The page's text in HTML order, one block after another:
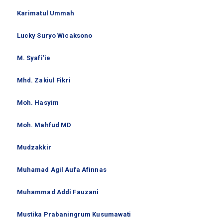
Karimatul Ummah
Lucky Suryo Wicaksono
M. Syafi'ie
Mhd. Zakiul Fikri
Moh. Hasyim
Moh. Mahfud MD
Mudzakkir
Muhamad Agil Aufa Afinnas
Muhammad Addi Fauzani
Mustika Prabaningrum Kusumawati